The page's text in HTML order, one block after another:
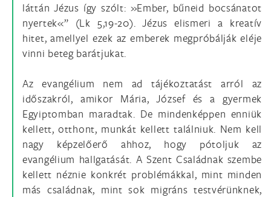
láttán Jézus így szólt: »Ember, bűneid bocsánatot
nyertek«” (Lk 5,19-20). Jézus elismeri a kreatív
hitet, amellyel ezek az emberek megpróbálják eléje
vinni beteg barátjukat.
Az evangélium nem ad tájékoztatást arról az
időszakról, amikor Mária, József és a gyermek
Egyiptomban maradtak. De mindenképpen enniük
kellett, otthont, munkát kellett találniuk. Nem kell
nagy képzelőerő ahhoz, hogy pótoljuk az
evangélium hallgatását. A Szent Családnak szembe
kellett néznie konkrét problémákkal, mint minden
más családnak, mint sok migráns testvérünknek,